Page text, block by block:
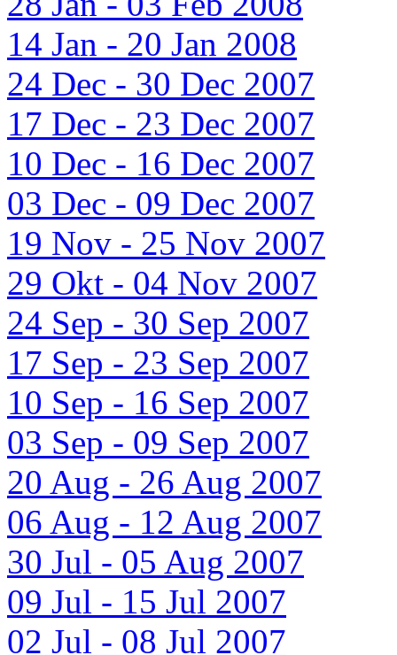
14 Jan - 20 Jan 2008
24 Dec - 30 Dec 2007
17 Dec - 23 Dec 2007
10 Dec - 16 Dec 2007
03 Dec - 09 Dec 2007
19 Nov - 25 Nov 2007
29 Okt - 04 Nov 2007
24 Sep - 30 Sep 2007
17 Sep - 23 Sep 2007
10 Sep - 16 Sep 2007
03 Sep - 09 Sep 2007
20 Aug - 26 Aug 2007
06 Aug - 12 Aug 2007
30 Jul - 05 Aug 2007
09 Jul - 15 Jul 2007
02 Jul - 08 Jul 2007